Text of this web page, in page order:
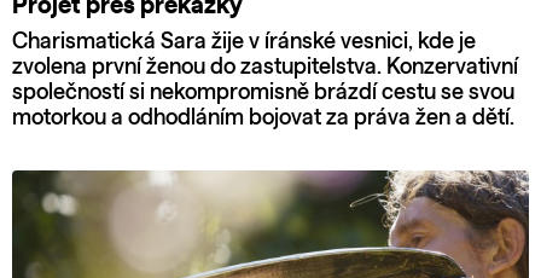
Projet přes překážky
Charismatická Sara žije v íránské vesnici, kde je
zvolena první ženou do zastupitelstva. Konzervativní
společností si nekompromisně brázdí cestu se svou
motorkou a odhodláním bojovat za práva žen a dětí.